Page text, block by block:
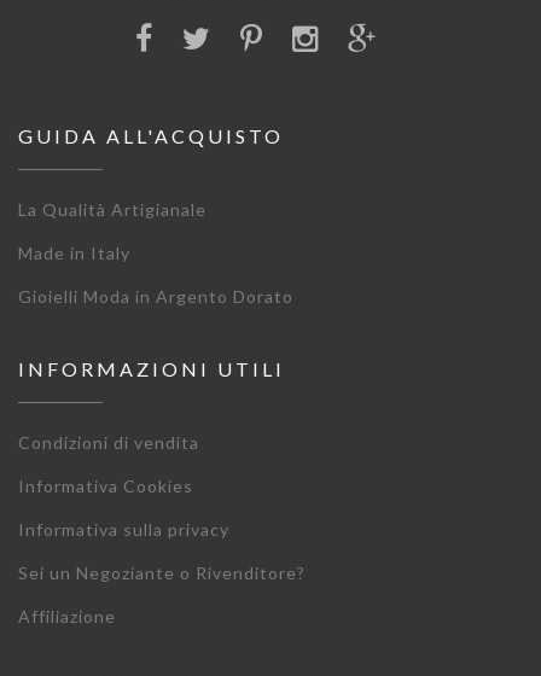
GUIDA ALL'ACQUISTO
La Qualità Artigianale
Made in Italy
Gioielli Moda in Argento Dorato
INFORMAZIONI UTILI
Condizioni di vendita
Informativa Cookies
Informativa sulla privacy
Sei un Negoziante o Rivenditore?
Affiliazione